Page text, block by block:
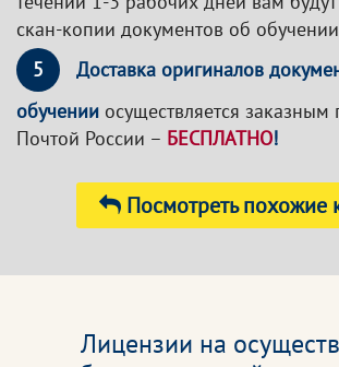
скан-копии документов об
5
Доставка оригиналов
обучении осуществляется
Почтой России – БЕСПЛАТНО!
Посмотреть похожие
Лицензии на